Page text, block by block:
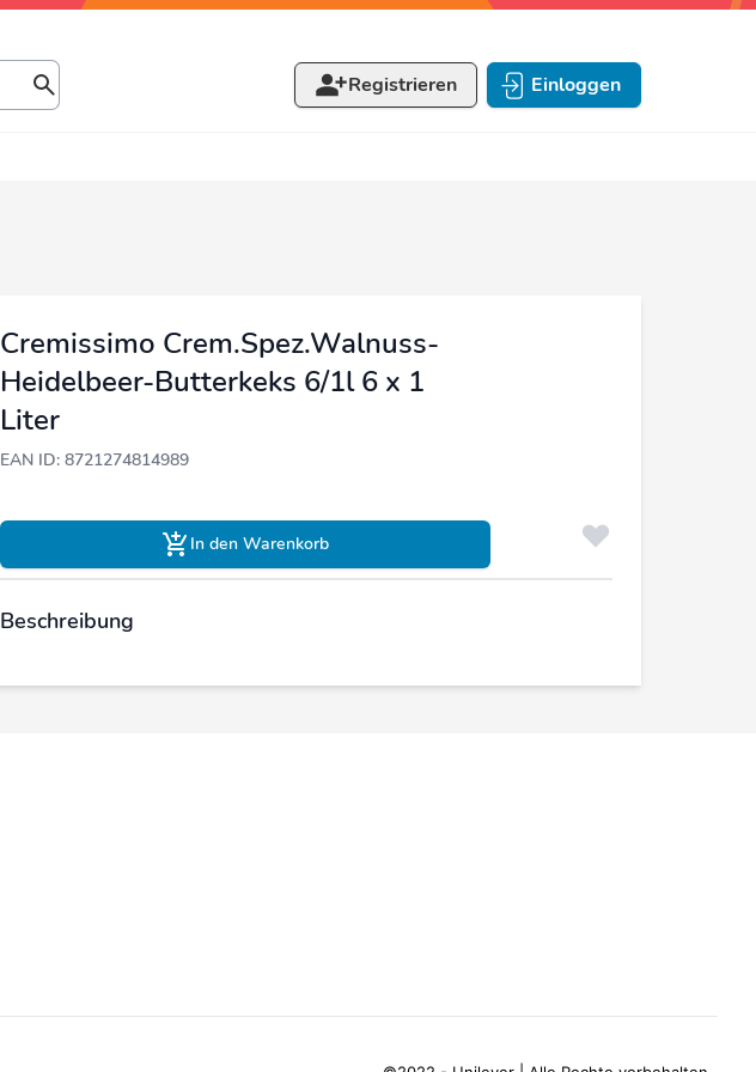
Registrieren Einloggen
Cremissimo Crem.Spez.Walnuss-
Heidelbeer-Butterkeks 6/1l 6 x 1
Liter
EAN ID: 8721274814989
In den Warenkorb
Beschreibung